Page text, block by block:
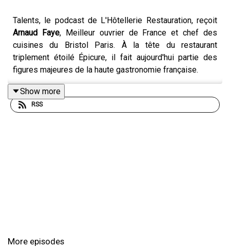
Talents, le podcast de L'Hôtellerie Restauration, reçoit
Arnaud Faye, Meilleur ouvrier de France et chef des
cuisines du Bristol Paris. À la tête du restaurant
triplement étoilé Épicure, il fait aujourd'hui partie des
figures majeures de la haute gastronomie française.
Formé auprès de chefs comme
Westermannou encore
, Arnaud Faye a
construit un parcours d'excellence reflétant une cuisine
Show more
RSS
More episodes